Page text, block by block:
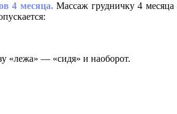
4 месяца.Массаж грудничку 4 месяца
«лежа» — «сидя» и наоборот.